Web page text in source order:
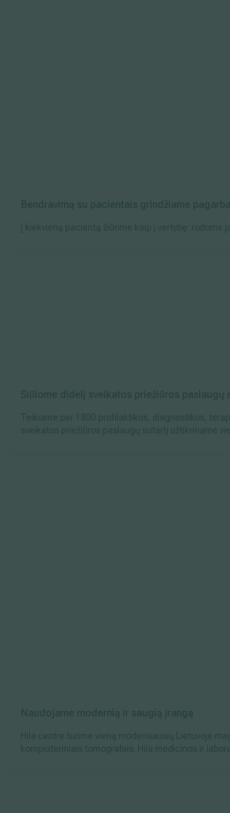
Bendravimą su pacientais grindžiame
Į kiekvieną pacientą žiūrime kaip į vertybę:
Siūlome didelį sveikatos priežiūros paslaugų
Teikiame per 1800 profilaktikos, diagnostikos,
sveikatos priežiūros paslaugų sutartį užtikriname
Naudojame modernią ir saugią įrangą
Hila centre turime vieną moderniausių Lietuvoje
kompiuteriniais tomografais. Hila medicinos ir